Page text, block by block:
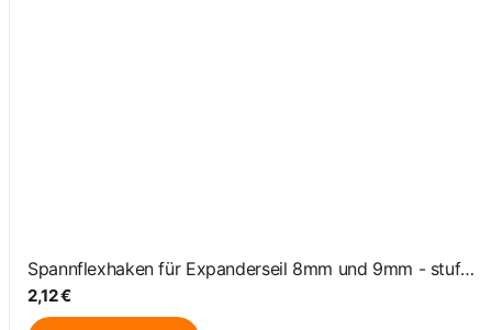
Spannflexhaken für Expanderseil 8mm und 9mm - stufenlos verstellbar
2,12 €